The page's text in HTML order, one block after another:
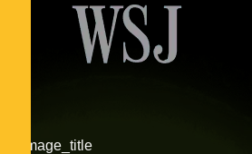
#image_title